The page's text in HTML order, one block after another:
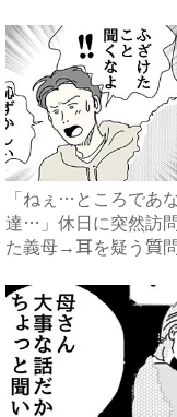
「ねぇ…ところであ
達…」休日に突然訪
た義母→耳を疑う質